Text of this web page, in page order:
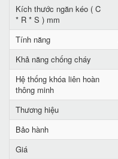
Kích thước ngăn kéo ( C
* R * S ) mm
Tính năng
Khả năng chống cháy
Hệ thống khóa liên hoàn
thông minh
Thương hiệu
Bảo hành
Giá